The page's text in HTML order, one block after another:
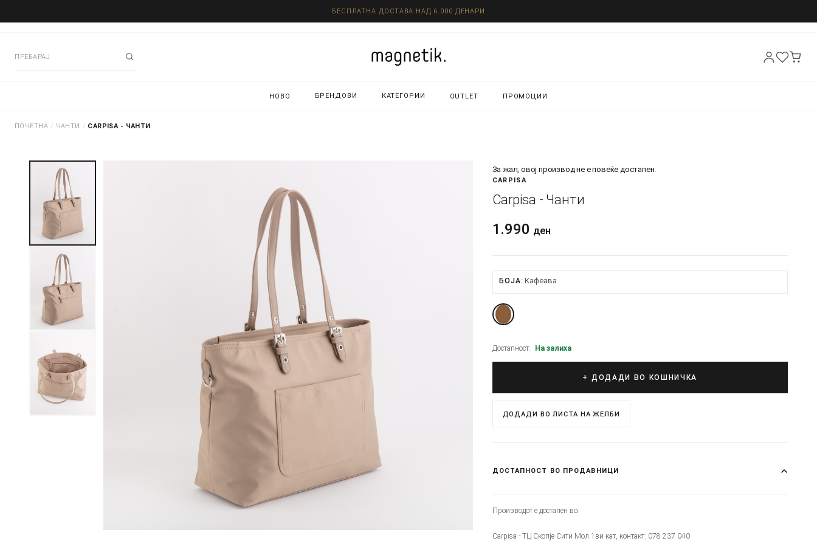
БЕСПЛАТНА ДОСТАВА НАД 6.000 ДЕНАРИ
НОВО БРЕНДОВИ КАТЕГОРИИ OUTLET ПРОМОЦИИ
ПОЧЕТНА / ЧАНТИ / CARPISA - ЧАНТИ
За жал, овој производ не е повеќе достапен.
CARPISA
Carpisa - Чанти
1.990 ден
БОЈА Кафеава
Достапност: На залиха
+ ДОДАДИ ВО КОШНИЧКА
ДОДАДИ ВО ЛИСТА НА ЖЕЛБИ
ДОСТАПНОСТ ВО ПРОДАВНИЦИ
Производот е достапен во:
Carpisa - ТЦ Скопје Сити Мол 1ви кат, контакт: 078 237 040